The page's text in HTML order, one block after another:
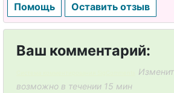
Помощь
Оставить отзыв
Ваш комментарий:
возможно в течении 15 мин